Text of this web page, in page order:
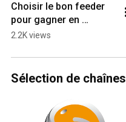
Choisir le bon feeder
pour gagner en
précision et pêcher
#feederfishing
2.2K views
Sélection de chaînes